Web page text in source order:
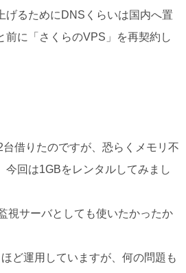
げるためにDNSくらいは国内へ置
前に「さくらのVPS」を再契約し
借りたのですが、恐らくメモリ不
今回は1GBをレンタルしてみまし
視サーバとしても使いたかったか
ど運用していますが、何の問題も